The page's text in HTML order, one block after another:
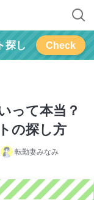
探し Check
って本当？
の探し方
転勤妻みなみ